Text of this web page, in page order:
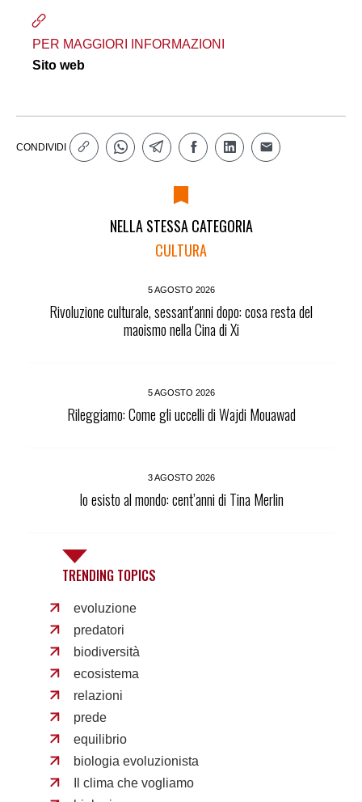
PER MAGGIORI INFORMAZIONI
Sito web
CONDIVIDI
NELLA STESSA CATEGORIA
CULTURA
5 AGOSTO 2026
Rivoluzione culturale, sessant'anni dopo: cosa resta del
maoismo nella Cina di Xi
5 AGOSTO 2026
Rileggiamo: Come gli uccelli di Wajdi Mouawad
3 AGOSTO 2026
Io esisto al mondo: cent’anni di Tina Merlin
TRENDING TOPICS
evoluzione
predatori
biodiversità
ecosistema
relazioni
prede
equilibrio
biologia evoluzionista
Il clima che vogliamo